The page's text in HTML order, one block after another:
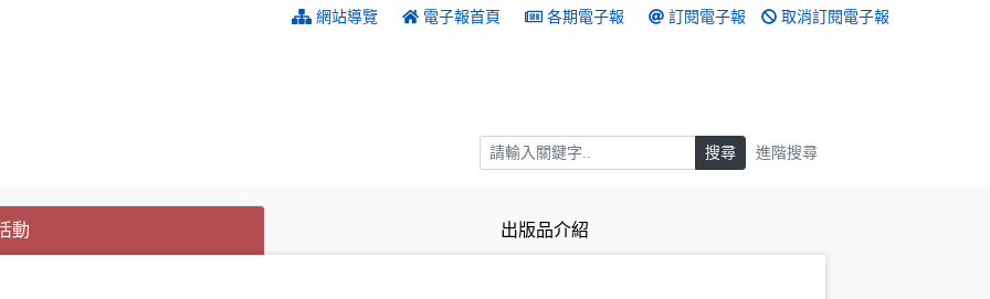
網站導覽 電子報首頁 各期電子報 訂閱電子報 取消訂閱電子報
搜尋 搜尋 進階搜尋
動(目前選取的頁籤)
(目前選取的頁籤) 出版品介紹